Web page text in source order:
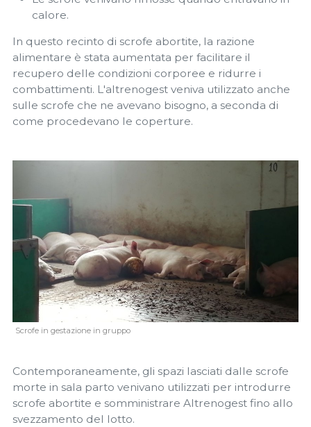
calore.
In questo recinto di scrofe abortite, la razione
alimentare è stata aumentata per facilitare il
recupero delle condizioni corporee e ridurre i
combattimenti. L'altrenogest veniva utilizzato anche
sulle scrofe che ne avevano bisogno, a seconda di
come procedevano le coperture.
Scrofe in gestazione in gruppo
Contemporaneamente, gli spazi lasciati dalle scrofe
morte in sala parto venivano utilizzati per introdurre
scrofe abortite e somministrare Altrenogest fino allo
svezzamento del lotto.